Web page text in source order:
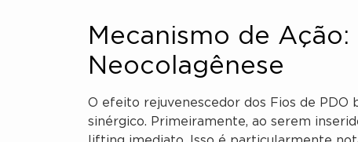
Mecanismo de
Neocolagênese
O efeito rejuvenescedor dos Fios de PDO
sinérgico. Primeiramente, ao serem